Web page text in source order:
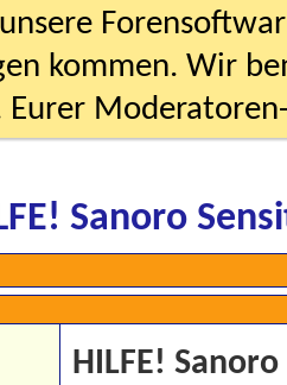
kommen. Wir
Sanoro
HILFE!